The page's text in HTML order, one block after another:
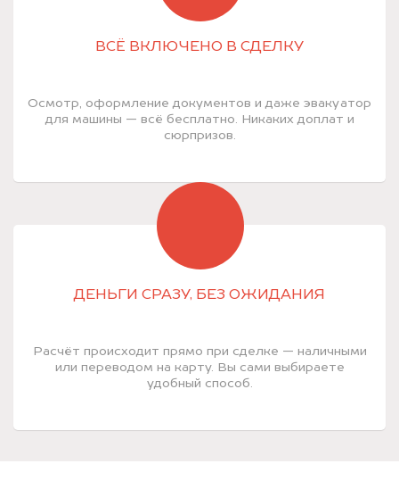
ВСЁ ВКЛЮЧЕНО В СДЕЛКУ
Осмотр, оформление документов и даже эвакуатор
для машины — всё бесплатно. Никаких доплат и
сюрпризов.
ДЕНЬГИ СРАЗУ, БЕЗ ОЖИДАНИЯ
Расчёт происходит прямо при сделке — наличными
или переводом на карту. Вы сами выбираете
удобный способ.